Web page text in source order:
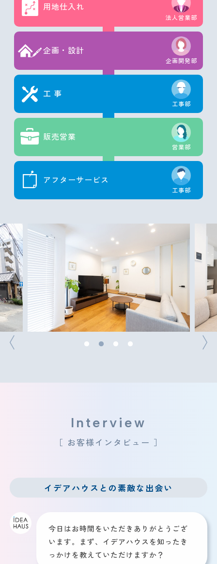
用地仕入れ
法人営業部
企画・設計
企画開発部
工 事
工事部
販売営業
営業部
アフターサービス
工事部
Interview
［ お客様インタビュー ］
イデアハウスとの素敵な出会い
今日はお時間をいただきありがとうござ
います。まず、イデアハウスを知ったき
っかけを教えていただけますか？